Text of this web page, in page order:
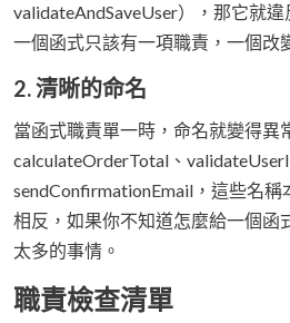
validateAndSaveUser），那它就違
一個函式只該有一項職責，一個改
2. 清晰的命名
當函式職責單一時，命名就變得異
calculateOrderTotal、
sendConfirmationEmail，這些名稱
相反，如果你不知道怎麼給一個函
太多的事情。
職責檢查清單